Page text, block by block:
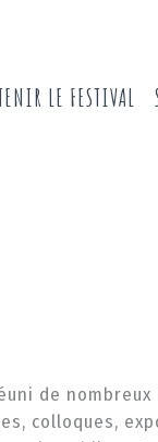
LE FESTIVAL
de
colloques,